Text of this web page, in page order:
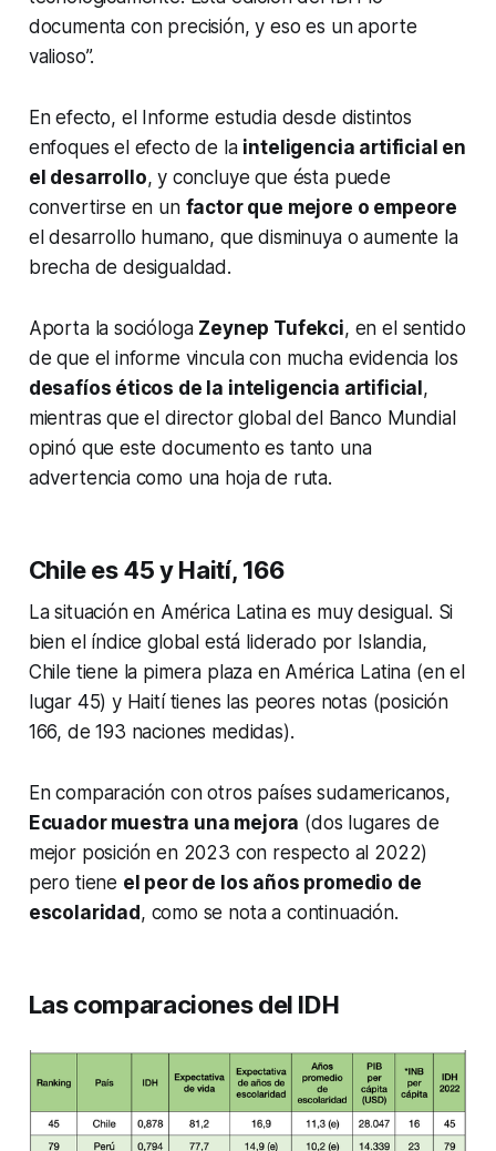
documenta con precisión, y eso es un aporte
valioso”.
En efecto, el Informe estudia desde distintos
enfoques el efecto de la inteligencia artificial en
el desarrollo, y concluye que ésta puede
convertirse en un factor que mejore o empeore
el desarrollo humano, que disminuya o aumente la
brecha de desigualdad.
Aporta la socióloga Zeynep Tufekci, en el sentido
de que el informe vincula con mucha evidencia los
desafíos éticos de la inteligencia artificial,
mientras que el director global del Banco Mundial
opinó que este documento es tanto una
advertencia como una hoja de ruta.
Chile es 45 y Haití, 166
La situación en América Latina es muy desigual. Si
bien el índice global está liderado por Islandia,
Chile tiene la pimera plaza en América Latina (en el
lugar 45) y Haití tienes las peores notas (posición
166, de 193 naciones medidas).
En comparación con otros países sudamericanos,
Ecuador muestra una mejora (dos lugares de
mejor posición en 2023 con respecto al 2022)
pero tiene el peor de los años promedio de
escolaridad, como se nota a continuación.
Las comparaciones del IDH